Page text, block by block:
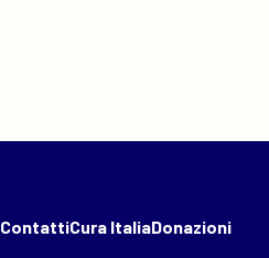
ContattiCura ItaliaDonazioni